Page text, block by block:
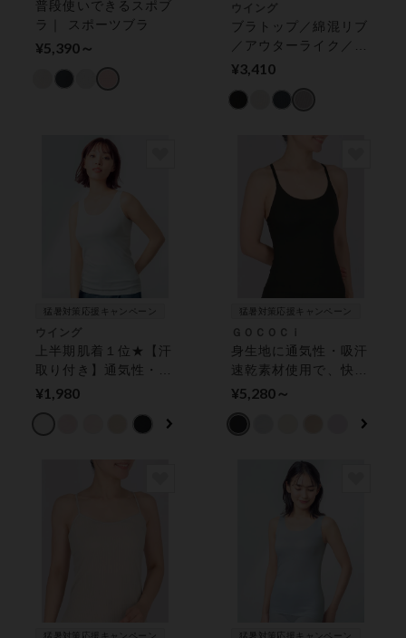
普段使いできるスポブ
ラ｜ スポーツブラ
¥5,390～
ウイング
ブラトップ／綿混リブ
／アウターライク／胸
元高め【シンクロブラ
ん着用★ カップ付き
¥3,410
猛暑対策応援キャンペーン
ウイング
上半期肌着１位★【汗
取り付き】通気性・吸
汗速乾性のよい快適素
の贅沢オーガニック】
¥1,980
猛暑対策応援キャンペーン
ＧＯＣＯＣｉ
身生地に通気性・吸汗
速乾素材使用で、快適
な肌ざわり【涼感】
¥5,280～
猛暑対策応援キャンペーン 猛暑対策応援キャンペーン